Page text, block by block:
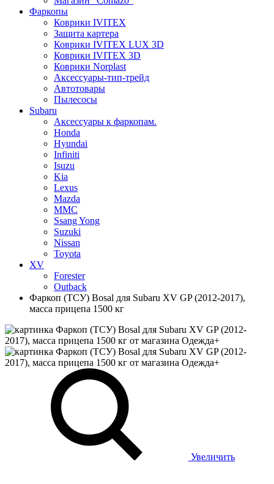
Фаркопы
Коврики IVITEX
Защита картера
Коврики IVITEX LUX 3D
Коврики IVITEX 3D
Коврики Norplast
Аксессуары-тип-трейд
Автотовары
Пылесосы
Subaru
Аксессуары к фаркопам.
Honda
Hyundai
Infiniti
Isuzu
Kia
Lexus
Mazda
MMC
Ssang Yong
Suzuki
Nissan
Toyota
XV
Forester
Outback
Фаркоп (ТСУ) Bosal для Subaru XV GP (2012-2017),
масса прицепа 1500 кг
Увеличить